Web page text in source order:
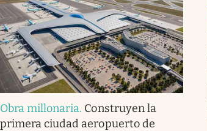
Obra millonaria. Construyen la
primera ciudad aeropuerto de